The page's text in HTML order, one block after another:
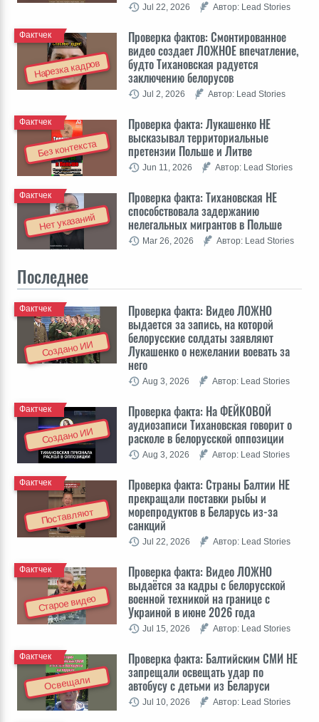
Jul 22, 2026 Автор: Lead Stories
Нарезка кадров
Проверка фактов: Cмонтированное
видео создает ЛОЖНОЕ впечатление,
будто Тихановская радуется
заключению белорусов
Фактчек
Jul 2, 2026 Автор: Lead Stories
Без контекста
Проверка факта: Лукашенко НЕ
высказывал территориальные
претензии Польше и Литве
Фактчек
Jun 11, 2026 Автор: Lead Stories
Нет указаний
Проверка факта: Тихановская НЕ
способствовала задержанию
нелегальных мигрантов в Польше
Фактчек
Mar 26, 2026 Автор: Lead Stories
Последнее
Создано ИИ
Проверка факта: Видео ЛОЖНО
выдается за запись, на которой
белорусские солдаты заявляют
Лукашенко о нежелании воевать за
него
Фактчек
Aug 3, 2026 Автор: Lead Stories
Создано ИИ
Проверка факта: На ФЕЙКОВОЙ
аудиозаписи Тихановская говорит о
расколе в белорусской оппозиции
Фактчек
Aug 3, 2026 Автор: Lead Stories
Поставляют
Проверка факта: Cтраны Балтии НЕ
прекращали поставки рыбы и
морепродуктов в Беларусь из-за
санкций
Фактчек
Jul 22, 2026 Автор: Lead Stories
Старое видео
Проверка факта: Видео ЛОЖНО
выдаётся за кадры с белорусской
военной техникой на границе с
Украиной в июне 2026 года
Фактчек
Jul 15, 2026 Автор: Lead Stories
Освещали
Проверка факта: Балтийским СМИ НЕ
запрещали освещать удар по
автобусу с детьми из Беларуси
Фактчек
Jul 10, 2026 Автор: Lead Stories